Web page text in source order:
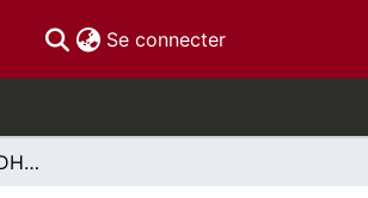
Se connecter(current)
Child and maternal ADHD symptomatology as predictors of parental self-efficacy